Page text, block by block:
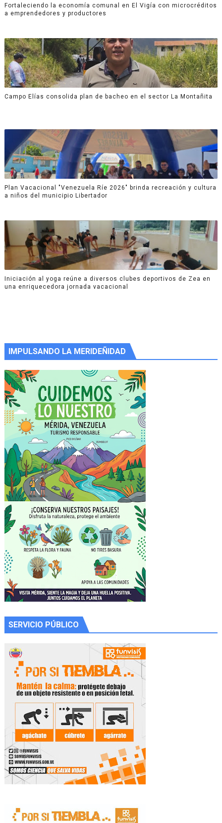
Fortaleciendo la economía comunal en El Vigía con microcréditos
a emprendedores y productores
Campo Elías consolida plan de bacheo en el sector La Montañita
Plan Vacacional "Venezuela Ríe 2026" brinda recreación y cultura
a niños del municipio Libertador
Iniciación al yoga reúne a diversos clubes deportivos de Zea en
una enriquecedora jornada vacacional
IMPULSANDO LA MERIDEÑIDAD
SERVICIO PÚBLICO